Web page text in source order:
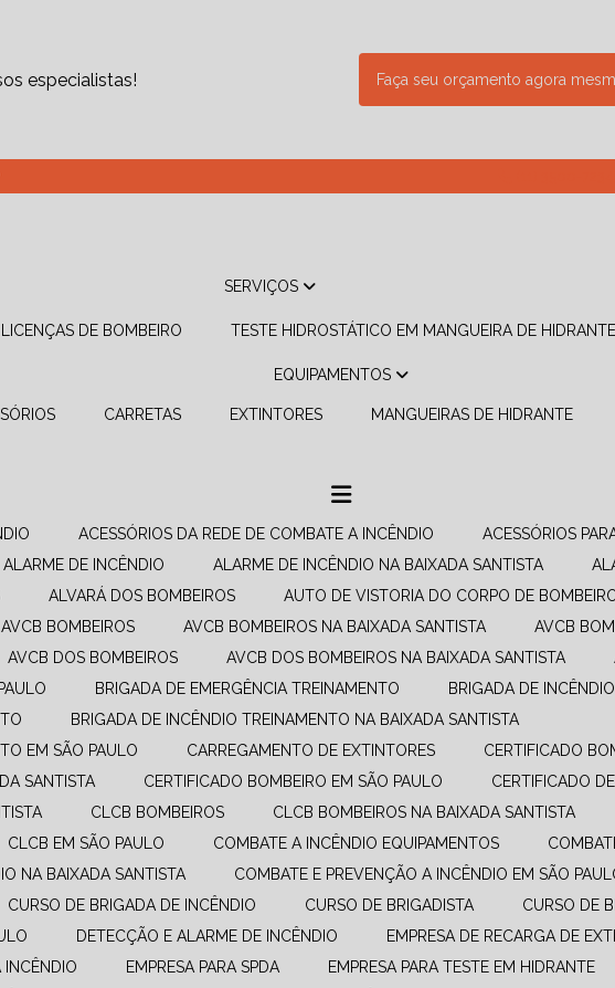
especialistas! Faça seu orçamento agora
SERVIÇOS
DE BOMBEIRO TESTE HIDROSTÁTICO EM MANGUEIRA DE HIDRANTE
EQUIPAMENTOS
CARRETAS EXTINTORES MANGUEIRAS DE HIDRANTE
ACESSÓRIOS DA REDE DE COMBATE A INCÊNDIO​
ACESSÓRIOS
ALARME DE INCÊNDIO ALARME DE INCÊNDIO NA BAIXADA SANTISTA
ALVARÁ DOS BOMBEIROS AUTO DE VISTORIA DO CORPO DE
AVCB BOMBEIROS AVCB BOMBEIROS NA BAIXADA SANTISTA
AVCB
AVCB DOS BOMBEIROS AVCB DOS BOMBEIROS NA BAIXADA SANTISTA
BRIGADA DE EMERGÊNCIA TREINAMENTO
BRIGADA DE
BRIGADA DE INCÊNDIO TREINAMENTO NA BAIXADA SANTISTA
EM SÃO PAULO
CARREGAMENTO DE EXTINTORES
CERTIFICADO
SANTISTA
CERTIFICADO BOMBEIRO EM SÃO PAULO
CERTIFICADO
CLCB BOMBEIROS CLCB BOMBEIROS NA BAIXADA SANTISTA
CLCB EM SÃO PAULO COMBATE A INCÊNDIO EQUIPAMENTOS​
NA BAIXADA SANTISTA
COMBATE E PREVENÇÃO A INCÊNDIO​ EM SÃO
CURSO DE BRIGADA DE INCÊNDIO CURSO DE BRIGADISTA
CURSO DE
DETECÇÃO E ALARME DE INCÊNDIO
EMPRESA DE RECARGA DE
INCÊNDIO
EMPRESA PARA SPDA
EMPRESA PARA TESTE EM HIDRANTE